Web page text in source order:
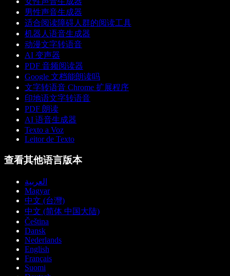
男性声音生成器
适合阅读障碍人群的阅读工具
机器人语音生成器
动漫文字转语音
AI 变声器
PDF 音频阅读器
Google 文档能朗读吗
文字转语音 Chrome 扩展程序
印地语文字转语音
PDF 朗读
AI 语音生成器
Texto a Voz
Leitor de Texto
查看其他语言版本
العربية
Magyar
中文 (台灣)
中文 (简体 中国大陆)
Čeština
Dansk
Nederlands
English
Français
Suomi